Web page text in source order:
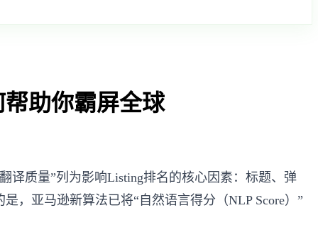
助你霸屏全球
译质量”列为影响Listing排名的核心因素：标题、弹
，亚马逊新算法已将“自然语言得分（NLP Score）”